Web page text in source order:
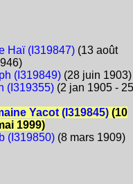
Haï (I319847)(13 août
(I319849)(28 juin 1903)
(I319355)(2 jan 1905 - 25
Yacot (I319845)(10
1999)
(I319850)(8 mars 1909)